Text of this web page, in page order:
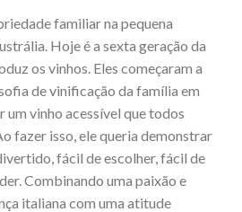
familiar na pequena
Hoje é a sexta geração da
os vinhos. Eles começaram a
de vinificação da família em
um vinho acessível que todos
fazer isso, ele queria demonstrar
fácil de escolher, fácil de
Combinando uma paixão e
italiana com uma atitude